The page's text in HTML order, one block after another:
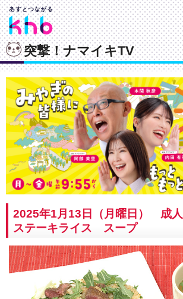
突撃！ナマイキTV
2025年1月13日（月曜日） 成
ステーキライス スープ